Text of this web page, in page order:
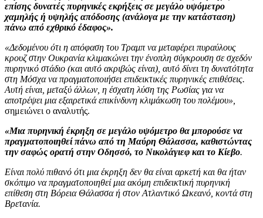
επίσης δυνατές πυρηνικές εκρήξεις σε μεγάλο υψόμετρο
χαμηλής ή υψηλής απόδοσης (ανάλογα με την κατάσταση)
πάνω από εχθρικό έδαφος».
«Δεδομένου ότι η απόφαση του Τραμπ να μεταφέρει πυραύλους
κρουζ στην Ουκρανία κλιμακώνει την ένοπλη σύγκρουση σε σχεδόν
πυρηνικό στάδιο (και αυτό ακριβώς είναι), αυτό δίνει τη δυνατότητα
στη Μόσχα να πραγματοποιήσει επιδεικτικές πυρηνικές επιθέσεις.
Αυτή είναι, μεταξύ άλλων, η έσχατη λύση της Ρωσίας για να
αποτρέψει μια εξαιρετικά επικίνδυνη κλιμάκωση του πολέμου»,
σημειώνει ο αναλυτής.
«Μια πυρηνική έκρηξη σε μεγάλο υψόμετρο θα μπορούσε να
πραγματοποιηθεί πάνω από τη Μαύρη Θάλασσα, καθιστώντας
την σαφώς ορατή στην Οδησσό, το Νικολάγιεφ και το Κίεβο.
Είναι πολύ πιθανό ότι μια έκρηξη δεν θα είναι αρκετή και θα ήταν
σκόπιμο να πραγματοποιηθεί μια ακόμη επιδεικτική πυρηνική
επίθεση στη Βόρεια Θάλασσα ή στον Ατλαντικό Ωκεανό, κοντά στη
Βρετανία.